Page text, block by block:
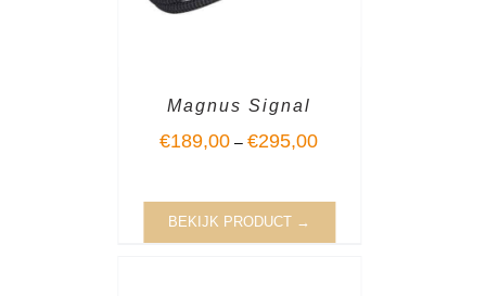
Magnus Signal
€189,00 –€295,00
BEKIJK PRODUCT →